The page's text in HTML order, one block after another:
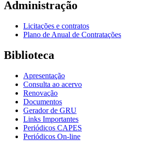
Administração
Licitações e contratos
Plano de Anual de Contratações
Biblioteca
Apresentação
Consulta ao acervo
Renovação
Documentos
Gerador de GRU
Links Importantes
Periódicos CAPES
Periódicos On-line